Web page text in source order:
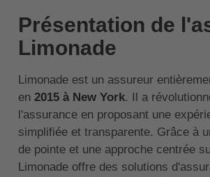
Présentation de
Limonade
Limonade est un assureur
en 2015 à New York. Il a
l'assurance en proposant une
simplifiée et transparente. Grâce à
de pointe et une approche centrée
Limonade offre des solutions